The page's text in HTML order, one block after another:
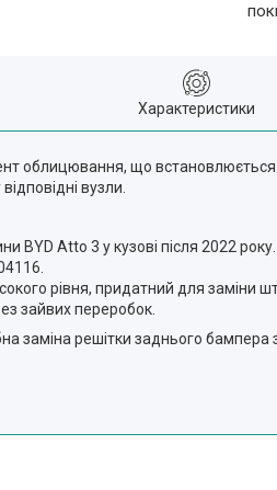
Характеристики
облицювання, що
вузли.
BYD Atto 3 у кузові після 2022 року.
рівня, придатний для заміни
зайвих переробок.
заміна решітки заднього